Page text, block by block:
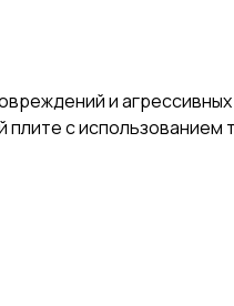
и
с использованием